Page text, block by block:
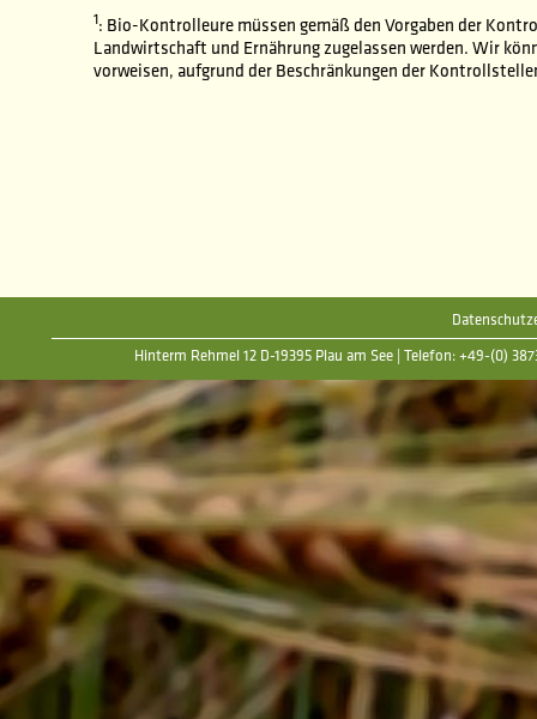
1: Bio-Kontrolleure müssen gemäß den Vorgaben der
Landwirtschaft und Ernährung zugelassen werden. Wir
vorweisen, aufgrund der Beschränkungen der
Hinterm Rehmel 12 D-19395 Plau am See | Telefon: +49-(0)